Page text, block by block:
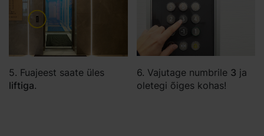
5. Fuajeest saate üles
liftiga.
6. Vajutage numbrile 3 ja
oletegi õiges kohas!